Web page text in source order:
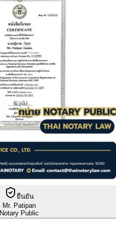
ยืนยัน
Mr. Patipan
Notary Public